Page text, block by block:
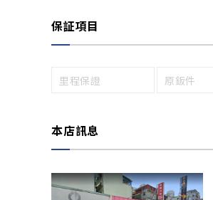
保証項目
里程保證 原鈑件
本店訊息